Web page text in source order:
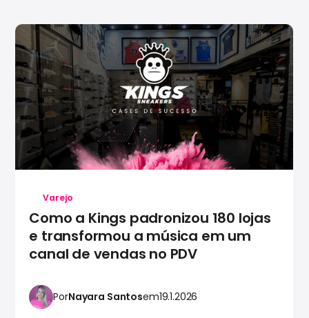
Varejo
Como a Kings padronizou 180 lojas
e transformou a música em um
canal de vendas no PDV
PorNayara Santosem19.1.2026